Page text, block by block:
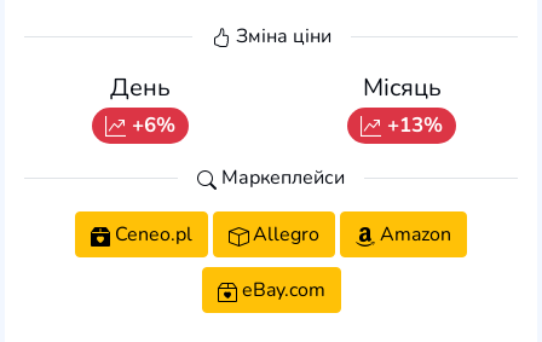
Зміна ціни
День
+6%
Місяць
+13%
Маркеплейси
Ceneo.pl Allegro Amazon
eBay.com